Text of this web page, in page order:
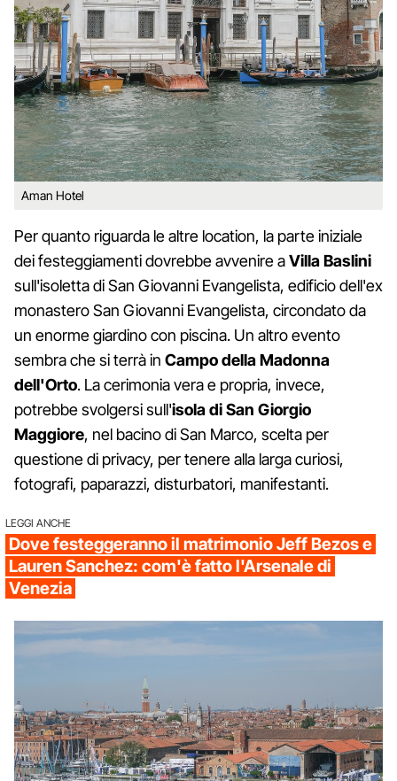
Aman Hotel
Per quanto riguarda le altre location, la parte iniziale
dei festeggiamenti dovrebbe avvenire aVilla Baslini
sull'isoletta di San Giovanni Evangelista, edificio dell'ex
monastero San Giovanni Evangelista, circondato da
un enorme giardino con piscina. Un altro evento
sembra che si terrà in Campo della Madonna
dell'Orto. La cerimonia vera e propria, invece,
potrebbe svolgersi sull'isola di San Giorgio
Maggiore, nel bacino di San Marco, scelta per
questione di privacy, per tenere alla larga curiosi,
fotografi, paparazzi, disturbatori, manifestanti.
LEGGI ANCHE
Dove festeggeranno il matrimonio Jeff Bezos e
Lauren Sanchez: com'è fatto l'Arsenale di
Venezia